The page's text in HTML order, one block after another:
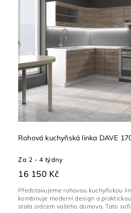
Abecedně
Rohová kuchyňská linka DAVE
Za 2 - 4 týdny
16 150 Kč
Představujeme rohovou kuchyňskou
kombinuje moderní design a
stala srdcem vašeho domova. Tato